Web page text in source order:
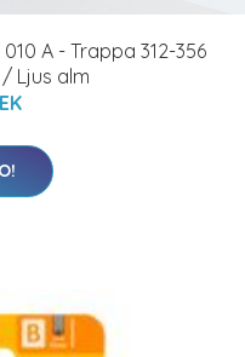
A - Trappa 312-356
/ Ljus alm